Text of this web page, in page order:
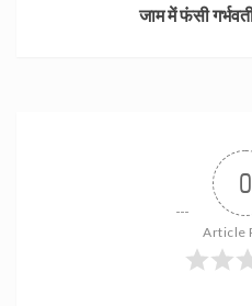
जाम में फंसी
0
Article